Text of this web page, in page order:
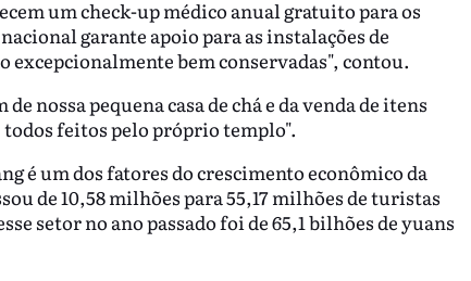
um check-up médico anual gratuito para os
garante apoio para as instalações de
bem conservadas", contou.
nossa pequena casa de chá e da venda de itens
todos feitos pelo próprio templo".
é um dos fatores do crescimento econômico da
de 10,58 milhões para 55,17 milhões de turistas
setor no ano passado foi de 65,1 bilhões de yuans